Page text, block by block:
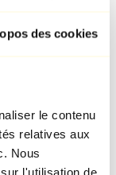
des cookies
le contenu
relatives aux
Nous
l'utilisation de